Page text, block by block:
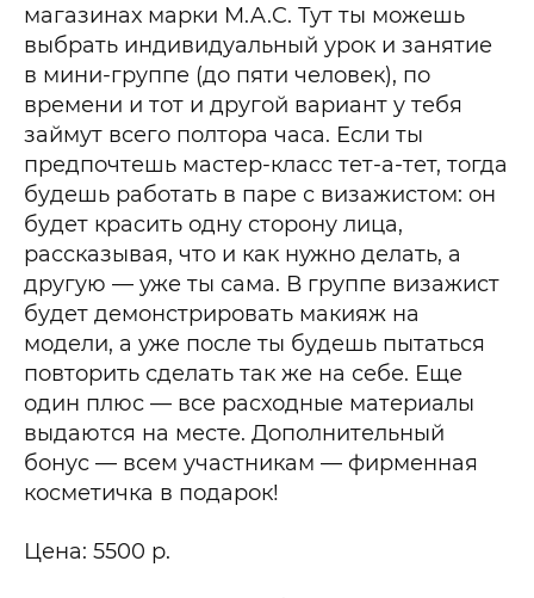
магазинах марки M.A.C. Тут ты можешь
выбрать индивидуальный урок и занятие
в мини-группе (до пяти человек), по
времени и тот и другой вариант у тебя
займут всего полтора часа. Если ты
предпочтешь мастер-класс тет-а-тет, тогда
будешь работать в паре с визажистом: он
будет красить одну сторону лица,
рассказывая, что и как нужно делать, а
другую — уже ты сама. В группе визажист
будет демонстрировать макияж на
модели, а уже после ты будешь пытаться
повторить сделать так же на себе. Еще
один плюс — все расходные материалы
выдаются на месте. Дополнительный
бонус — всем участникам — фирменная
косметичка в подарок!
Цена: 5500 р.